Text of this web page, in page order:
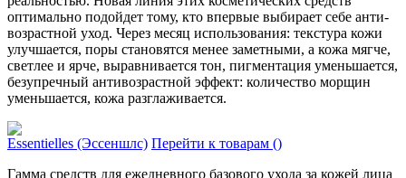
оптимально подо­йдет тому, кто впервые выбирает себе анти­
возрастной уход. Через месяц использования: тексту­ра кожи
улучшается, поры становятся менее заметными, а кожа мягче,
светлее и ярче, выра­внивается тон, пигментация уменьшается,
безупречный антивозрастной эффе­кт: количество морщин
уменьшается, кожа разглаживается.
Essentielles (Эссеншлс) Перейти к товарам ()
Гамма средств для ежедневного базового ухода за кожей лица